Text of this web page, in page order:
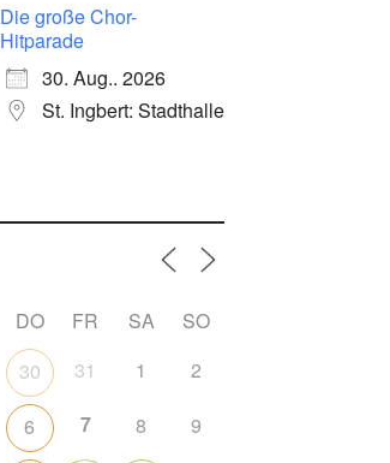
Die große Chor-
Hitparade
30. Aug.. 2026
St. Ingbert: Stadthalle
DO FR SA
SO
30 31 1 2
6 7 8 9